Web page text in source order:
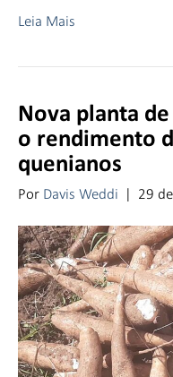
Leia Mais
Nova planta
o rendimento
quenianos
Por Davis Weddi | 29